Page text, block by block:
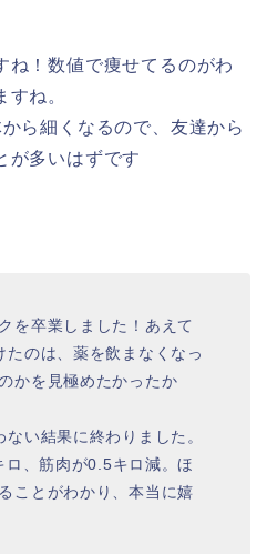
ね！数値で痩せてるのがわ
ね。
ら細くなるので、友達から
が多いはずです
を卒業しました！あえて
のは、薬を飲まなくなっ
かを見極めたかったか
い結果に終わりました。
、筋肉が0.5キロ減。ほ
ことがわかり、本当に嬉